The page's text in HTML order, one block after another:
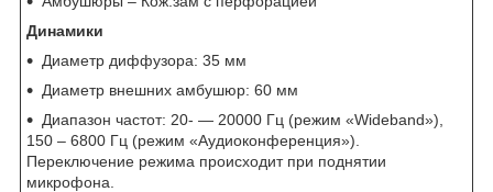
Динамики
Диаметр диффузора: 35 мм
Диаметр внешних амбушюр: 60 мм
Диапазон частот: 20- — 20000 Гц (режим «Wideband»),
150 – 6800 Гц (режим «Аудиоконференция»).
Переключение режима происходит при поднятии
микрофона.